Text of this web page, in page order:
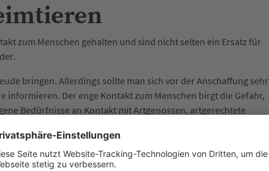
zum Menschen gehalten und sind nicht selten ein Ersatz für
bringen. Allerdings sollte man sich vor der Anschaffung sehr
informieren. Der enge Kontakt zum Menschen birgt die Gefahr,
Bedürfnisse an Kontakt mit Artgenossen, artgerechtete
vermenschlicht werden.
der Stadt Heilbronn überwacht auch die
den Amtstierärzten eine nicht tierschutzgerechte Haltung zur